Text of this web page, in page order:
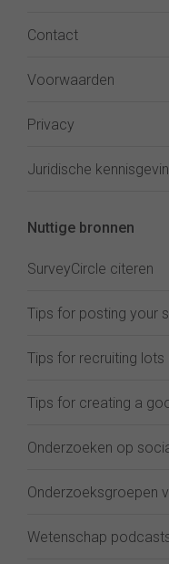
Contact
Voorwaarden
Privacy
Juridische
Nuttige bronnen
SurveyCircle citeren
Tips for posting your
Tips for recruiting
Tips for creating a
Onderzoeken op
Onderzoeksgroepen
Wetenschap